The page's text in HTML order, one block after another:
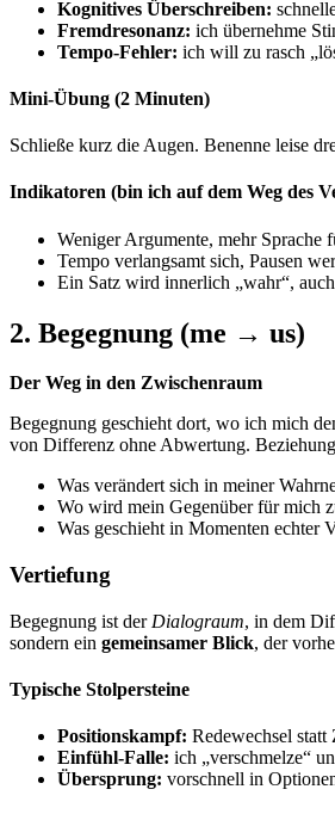
Kognitives Überschreiben:
Fremdresonanz: ich übernehme
Tempo-Fehler: ich will zu rasch
Mini-Übung (2 Minuten)
Schließe kurz die Augen. Benenne leise
Indikatoren (bin ich auf dem Weg des
Weniger Argumente, mehr
Tempo verlangsamt sich, Pausen
Ein Satz wird innerlich „wahr“,
2. Begegnung (me → us)
Der Weg in den Zwischenraum
Begegnung geschieht dort, wo ich mich
von Differenz ohne Abwertung.
Was verändert sich in meiner
Wo wird mein Gegenüber für mich
Was geschieht in Momenten echter
Vertiefung
Begegnung ist der Dialograum, in dem
sondern ein gemeinsamer Blick, der
Typische Stolpersteine
Positionskampf: Redewechsel
Einfühl-Falle: ich „verschmelze“
Übersprung: vorschnell in